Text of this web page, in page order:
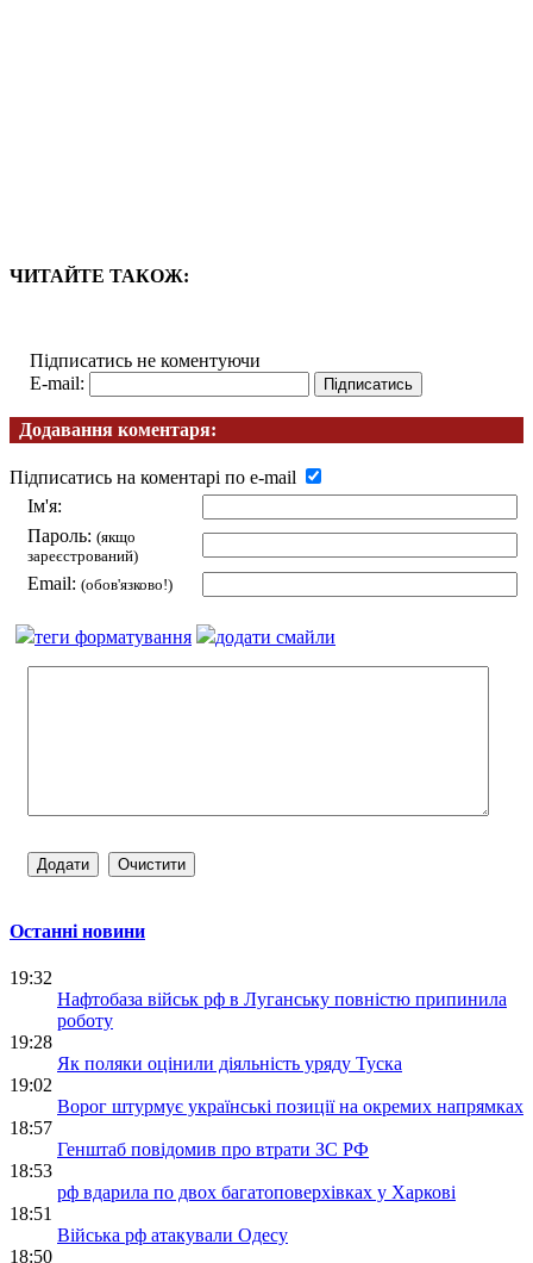
ЧИТАЙТЕ ТАКОЖ:
Підписатись не коментуючи
E-mail:
Додавання коментаря:
Підписатись на коментарі по e-mail
Ім'я:
Пароль: (якщо
зареєстрований)
Email: (обов'язково!)
теги форматування додати смайли
Останні новини
19:32
Нафтобаза військ рф в Луганську повністю припинила
роботу
19:28
Як поляки оцінили діяльність уряду Туска
19:02
Ворог штурмує українські позиції на окремих напрямках
18:57
Генштаб повідомив про втрати ЗС РФ
18:53
рф вдарила по двох багатоповерхівках у Харкові
18:51
Війська рф атакували Одесу
18:50